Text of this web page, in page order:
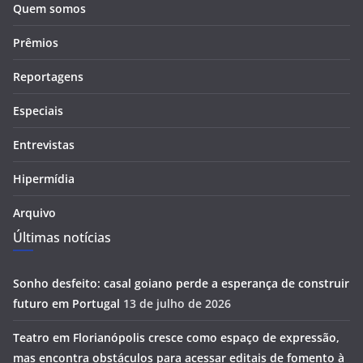
Quem somos
Prêmios
Reportagens
Especiais
Entrevistas
Hipermídia
Arquivo
Últimas notícias
Sonho desfeito: casal goiano perde a esperança de construir
futuro em Portugal 13 de julho de 2026
Teatro em Florianópolis cresce como espaço de expressão,
mas encontra obstáculos para acessar editais de fomento à